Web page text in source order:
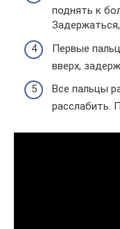
поднять к
Первые
вверх,
Все пальцы
расслабить.